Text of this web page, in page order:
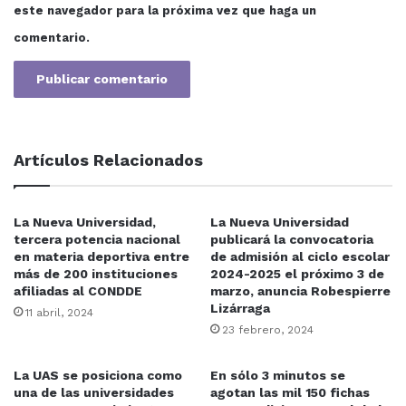
Agregó que en esta reunión se presentaron trabajos
Enfermería y ver cómo esta problemática aquí y en
Señaló la importancia de este gremio de Enfermería
asociado a la UAS, ya que esta asociación se registró
ante CONACHYT, porque se cuenta con un gran número
de docentes que pertenecen al Sistema Nacional de
Investigadores (SIN) y al Consejo Estatal de
prestigiadas revistas; también se cuenta con libros
concluidos y en el mes de noviembre próximo se
este navegador para la próxima vez que haga un
comentario.
Artículos Relacionados
La Nueva Universidad,
tercera potencia nacional
en materia deportiva entre
más de 200 instituciones
afiliadas al CONDDE
11 abril, 2024
La Nueva Universidad
publicará la convocatoria
de admisión al ciclo escolar
2024-2025 el próximo 3 de
marzo, anuncia Robespierre
Lizárraga
23 febrero, 2024
La UAS se posiciona como
una de las universidades
En sólo 3 minutos se
agotan las mil 150 fichas